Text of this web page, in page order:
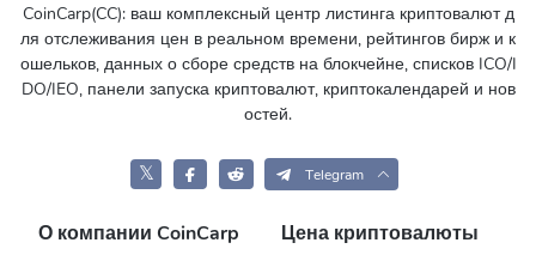
CoinCarp(CC): ваш комплексный центр листинга криптовалют д
ля отслеживания цен в реальном времени, рейтингов бирж и к
ошельков, данных о сборе средств на блокчейне, списков ICO/I
DO/IEO, панели запуска криптовалют, криптокалендарей и нов
остей.
𝕏 Telegram
О компании CoinCarp Цена криптовалюты